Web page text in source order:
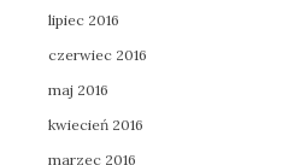
lipiec 2016
czerwiec 2016
maj 2016
kwiecień 2016
marzec 2016